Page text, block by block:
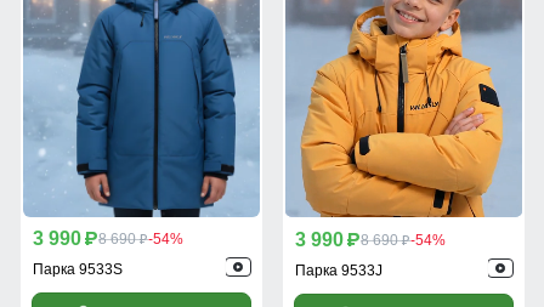
3 990 p8 690 p-54%
Парка 9533S
3 990 p8 690 p-54%
Парка 9533J